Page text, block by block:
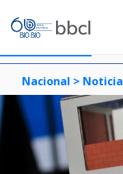
Nacional > Noticia